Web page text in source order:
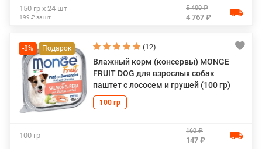
150 гр х 24 шт
199 ₽ за шт
5 400 ₽
4 767 ₽
-8% (12)
Влажный корм (консервы) MONGE
FRUIT DOG для взрослых собак
паштет с лососем и грушей (100 гр)
100 гр
100 гр
160 ₽
147 ₽